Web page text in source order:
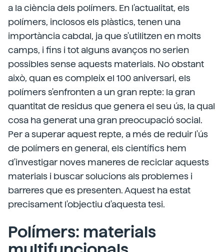
a la ciència dels polímers. En l'actualitat, els
polímers, inclosos els plàstics, tenen una
importància cabdal, ja que s'utilitzen en molts
camps, i fins i tot alguns avanços no serien
possibles sense aquests materials. No obstant
això, quan es compleix el 100 aniversari, els
polímers s'enfronten a un gran repte: la gran
quantitat de residus que genera el seu ús, la qual
cosa ha generat una gran preocupació social.
Per a superar aquest repte, a més de reduir l'ús
de polímers en general, els científics hem
d'investigar noves maneres de reciclar aquests
materials i buscar solucions als problemes i
barreres que es presenten. Aquest ha estat
precisament l'objectiu d'aquesta tesi.
Polímers: materials